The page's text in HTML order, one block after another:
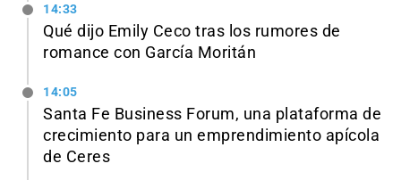
14:33
Qué dijo Emily Ceco tras los rumores de
romance con García Moritán
14:05
Santa Fe Business Forum, una plataforma de
crecimiento para un emprendimiento apícola
de Ceres